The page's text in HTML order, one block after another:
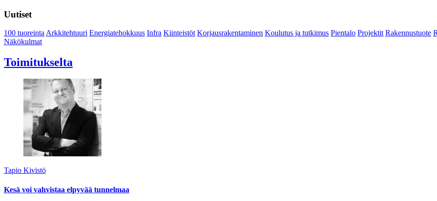
Uutiset
100 tuoreintaArkkitehtuuri Energiatehokkuus Infra Kiinteistöt Korjausrakentaminen Koulutus ja tutkimus Pientalo Projektit Rakennustuote
Näkökulmat
Toimitukselta
Tapio Kivistö
Kesä voi vahvistaa elpyvää tunnelmaa